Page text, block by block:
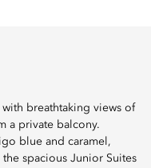
with breathtaking views of
a private balcony.
blue and caramel,
spacious Junior Suites